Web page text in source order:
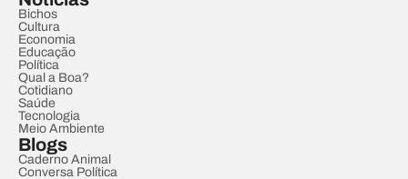
Bichos
Cultura
Economia
Educação
Política
Qual a Boa?
Cotidiano
Saúde
Tecnologia
Meio Ambiente
Blogs
Caderno Animal
Conversa Política